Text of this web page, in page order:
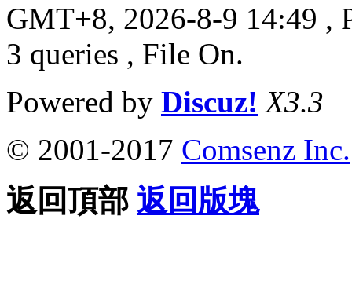
GMT+8, 2026-8-9 14:49 ,
3 queries , File On.
Powered by Discuz! X3.3
© 2001-2017 Comsenz Inc.
返回頂部 返回版塊